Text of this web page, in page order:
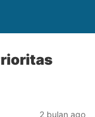
2 bulan ago